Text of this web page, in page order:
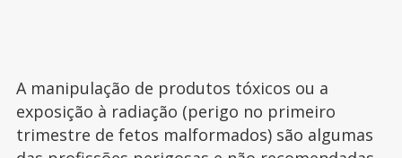
A manipulação de produtos tóxicos ou a
exposição à radiação (perigo no primeiro
trimestre de fetos malformados) são algumas